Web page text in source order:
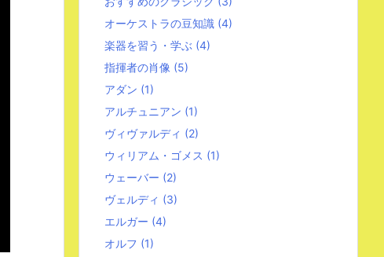
オーケストラの豆知識 (4)
楽器を習う・学ぶ (4)
指揮者の肖像 (5)
アダン (1)
アルチュニアン (1)
ヴィヴァルディ (2)
ウィリアム・ゴメス (1)
ウェーバー (2)
ヴェルディ (3)
エルガー (4)
オルフ (1)